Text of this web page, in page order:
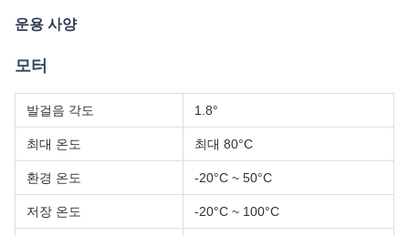
운용 사양
모터
발걸음 각도 1.8°
최대 온도 최대 80°C
환경 온도 -20°C ~ 50°C
저장 온도 -20°C ~ 100°C